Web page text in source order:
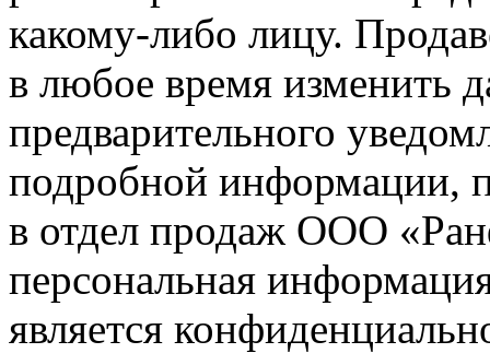
какому-либо лицу.
в любое время изменить
предварительного
подробной информации,
в отдел продаж ООО
персональная
является